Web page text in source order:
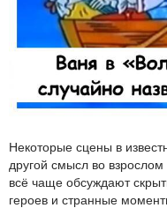
Некоторые сцены в
другой смысл во
всё чаще обсуждают
героев и странные